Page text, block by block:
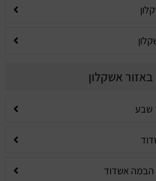
באזור אשקלון
שבע
הבמה אשדוד